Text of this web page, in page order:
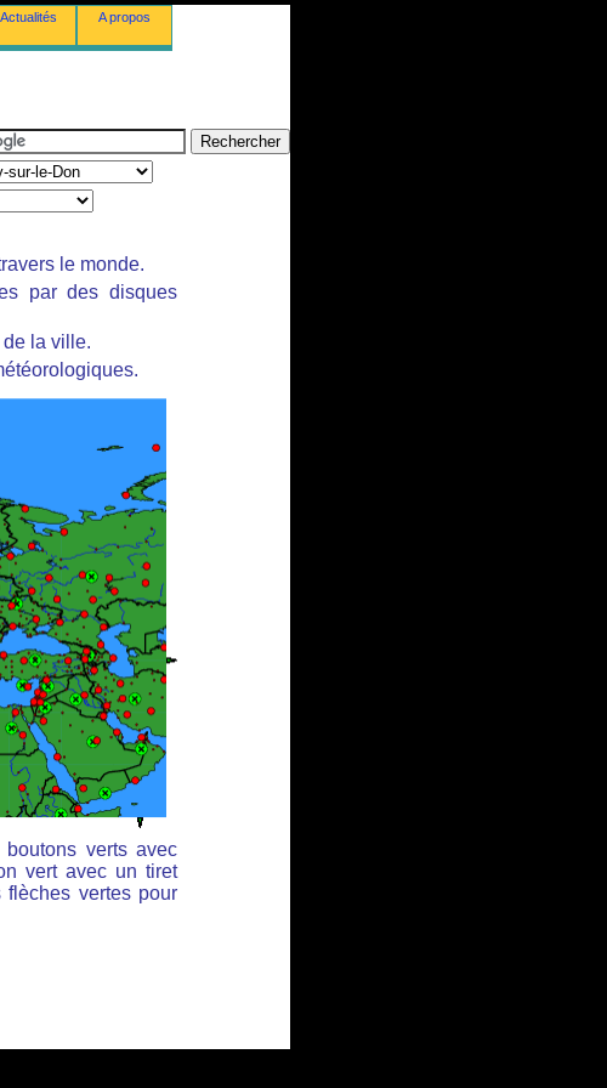
Actualités A propos
le monde.
par des disques
la ville.
verts avec
vert avec un tiret
vertes pour